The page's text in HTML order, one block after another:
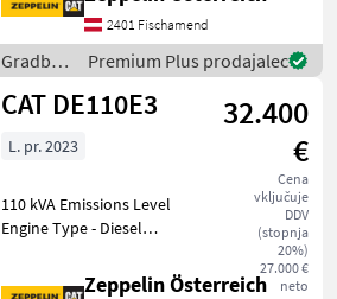
Export_EU Export
Regulatory Status -
CAT_R96_US Export Engine
Type - Diesel G
2401 Fischamend
Gradbeni
stroji /
CAT
Premium Plus prodajalec
CAT DE110E3
32.400
€
Cena
vključuje
DDV
(stopnja
20%)
27.000 €
neto
L. pr. 2023
110 kVA Emissions Level
Engine Type - Diesel
gradbeni strojiZeppelin Österreich